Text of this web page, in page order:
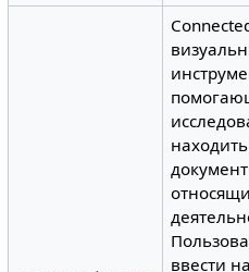
ввести